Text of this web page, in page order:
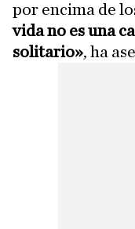
por encima de
vida no es una
solitario», ha